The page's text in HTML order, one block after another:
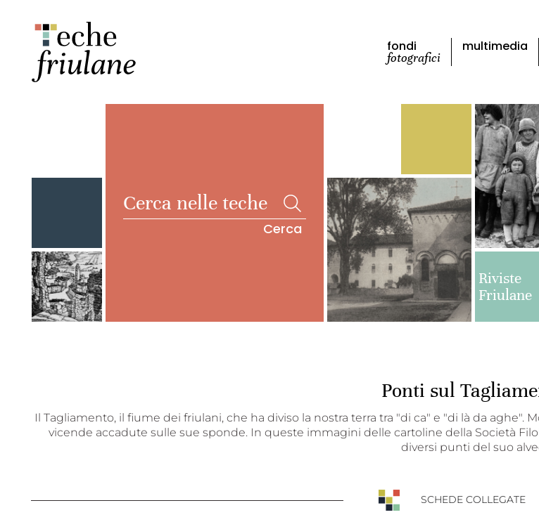
fondi
fotografici
multimedia
Cerca
Riviste
Friulane
Ponti sul
Il Tagliamento, il fiume dei friulani, che ha diviso la nostra terra tra "di ca" e "di là da
vicende accadute sulle sue sponde. In queste immagini delle cartoline della Società
diversi punti del suo
SCHEDE COLLEGATE